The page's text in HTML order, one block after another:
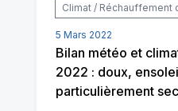
Climat / Réchauffement
5 Mars 2022
Bilan météo et
2022 : doux,
particulièrement sec